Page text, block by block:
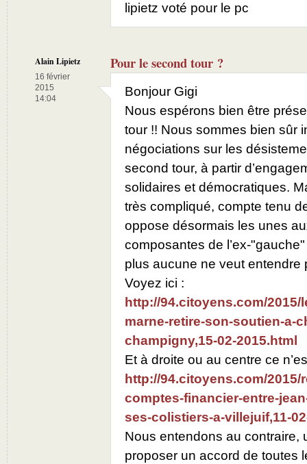
lipietz voté pour le pc
Pour le second tour ?
Alain Lipietz
16 février
2015
14:04
Bonjour Gigi
Nous espérons bien être
tour !! Nous sommes bien sûr
négociations sur les
second tour, à partir
solidaires et démocratiques.
très compliqué, compte tenu
oppose désormais les unes
composantes de l’ex-
plus aucune ne veut entendre
Voyez ici :
http://94.citoyens.com/2015/
marne-retire-son-soutien-a-
champigny,15-02-2015.html
Et à droite ou au centre ce
http://94.citoyens.com/2015/
comptes-financier-entre-
ses-colistiers-a-villejuif,11-
Nous entendons au contraire,
proposer un accord de toutes